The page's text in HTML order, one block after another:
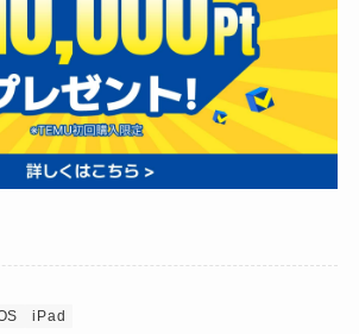
iPad